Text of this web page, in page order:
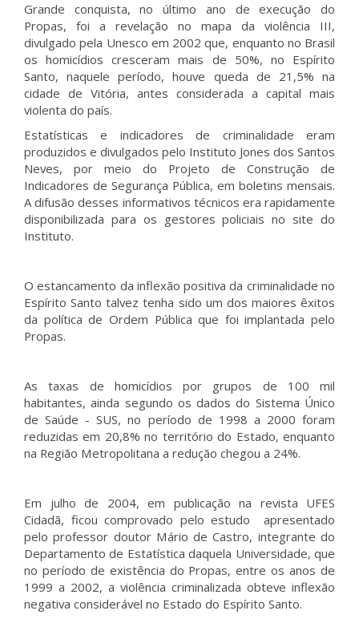
Grande conquista, no último ano de execução do
Propas, foi a revelação no mapa da violência III,
divulgado pela Unesco em 2002 que, enquanto no Brasil
os homicídios cresceram mais de 50%, no Espírito
Santo, naquele período, houve queda de 21,5% na
cidade de Vitória, antes considerada a capital mais
violenta do país.
Estatísticas e indicadores de criminalidade eram
produzidos e divulgados pelo Instituto Jones dos Santos
Neves, por meio do Projeto de Construção de
Indicadores de Segurança Pública, em boletins mensais.
A difusão desses informativos técnicos era rapidamente
disponibilizada para os gestores policiais no site do
Instituto.
O estancamento da inflexão positiva da criminalidade no
Espírito Santo talvez tenha sido um dos maiores êxitos
da política de Ordem Pública que foi implantada pelo
Propas.
As taxas de homicídios por grupos de 100 mil
habitantes, ainda segundo os dados do Sistema Único
de Saúde - SUS, no período de 1998 a 2000 foram
reduzidas em 20,8% no território do Estado, enquanto
na Região Metropolitana a redução chegou a 24%.
Em julho de 2004, em publicação na revista UFES
Cidadã, ficou comprovado pelo estudo apresentado
pelo professor doutor Mário de Castro, integrante do
Departamento de Estatística daquela Universidade, que
no período de existência do Propas, entre os anos de
1999 a 2002, a violência criminalizada obteve inflexão
negativa considerável no Estado do Espírito Santo.